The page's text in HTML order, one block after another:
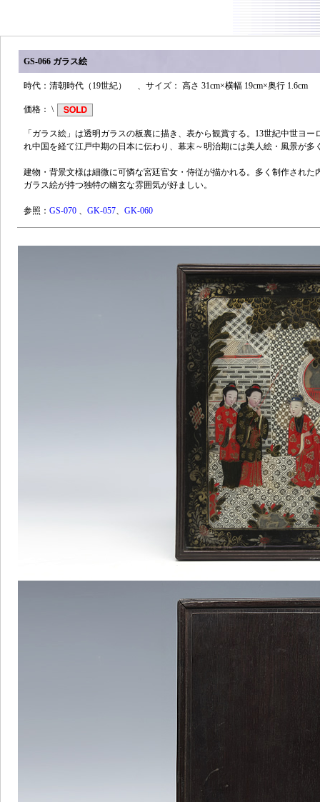
GS-066 ガラス絵
時代：清朝時代（19世紀） 、サイズ： 高さ 31cm×横幅 19cm×奥行 1.6cm
価格： \
「ガラス絵」は透明ガラスの板裏に描き、表から観賞する。13世紀中世ヨ
れ中国を経て江戸中期の日本に伝わり、幕末～明治期には美人絵・風景が多
建物・背景文様は細微に可憐な宮廷官女・侍従が描かれる。多く制作された
ガラス絵が持つ独特の幽玄な雰囲気が好ましい。
参照： GS-070 、 GK-057、 GK-060